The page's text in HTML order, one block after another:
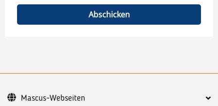
Abschicken
Mascus-Webseiten